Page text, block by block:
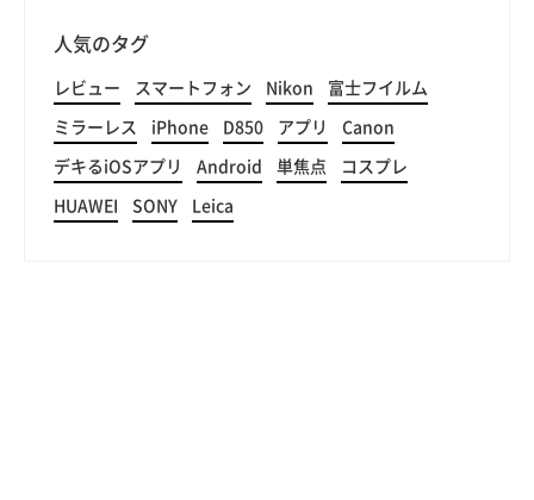
人気のタグ
レビュー スマートフォン Nikon 富士フイルム
ミラーレス iPhone D850 アプリ Canon
デキるiOSアプリ Android 単焦点 コスプレ
HUAWEI SONY Leica